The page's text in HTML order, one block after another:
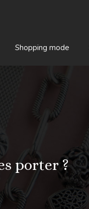
Shopping mode
porter ?